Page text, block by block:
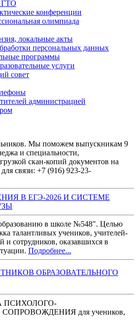
ГТО
конференции
олимпиада
локальные акты
персональных данных
программы
услуги
совет
администрацией
Мы поможем выпускникам 9
и специальности,
скан-копий документов на
связи: +7 (916) 923-23-
В ЕГЭ-2026 И СИСТЕМЕ
Ы
в школе №548". Целью
талантливых учеников, учителей-
и сотрудников, оказавшихся в
Подробнее...
ОБРАЗОВАТЕЛЬНОГО
ПСИХОЛОГО-
для учеников,